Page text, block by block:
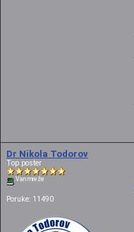
Dr Nikola Todorov
Top poster
Van mreže
Poruke: 11490